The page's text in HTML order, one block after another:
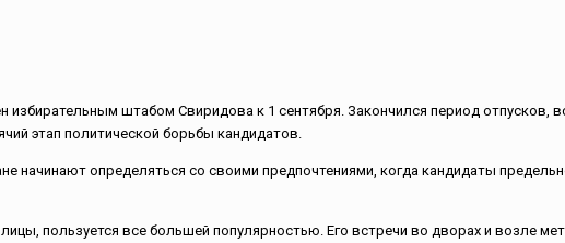
штабом Свиридова к 1 сентября. Закончился период отпусков,
этап политической борьбы кандидатов.
начинают определяться со своими предпочтениями, когда кандидаты
пользуется все большей популярностью. Его встречи во дворах и возле